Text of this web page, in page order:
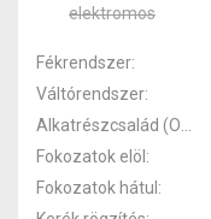
elektromos
Fékrendszer
Váltórendszer
Fokozatok elöl
Fokozatok hátul